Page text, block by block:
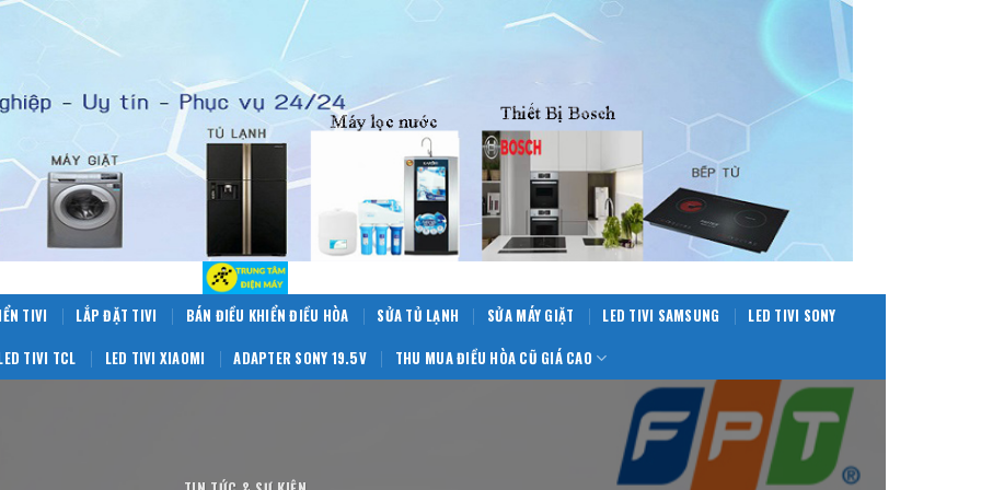
TIVI LẮP ĐẶT TIVI BÁN ĐIỀU KHIỂN ĐIỀU HÒA SỬA TỦ LẠNH SỬA MÁY GIẶT LED TIVI SAMSUNG LED TIVI SONY
TIVI TCL LED TIVI XIAOMI ADAPTER SONY 19.5V THU MUA ĐIỀU HÒA CŨ GIÁ CAO